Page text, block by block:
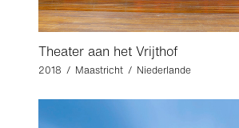
Theater aan het Vrijthof
2018 / Maastricht / Niederlande